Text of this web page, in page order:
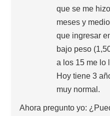
que se me
meses y
que ingresar
bajo peso
a los 15 me lo
Hoy tiene 3
muy normal.
Ahora pregunto yo: